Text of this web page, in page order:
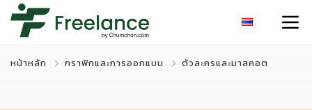
หน้าหลัก กราฟิกและการออกแบบ ตัวละครและมาสคอต